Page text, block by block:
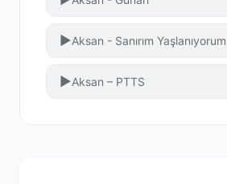
▶Aksan - Sanırım Yaşlanıyorum
▶Aksan – PTTS